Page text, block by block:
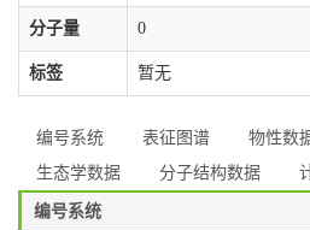
分子量 0
标签 暂无
编号系统 表征图谱 物性数
生态学数据
分子结构数据
编号系统